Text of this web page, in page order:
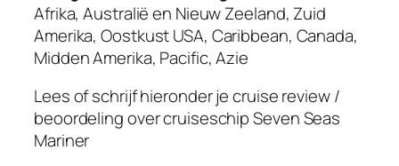
Afrika, Australië en Nieuw Zeeland, Zuid
Amerika, Oostkust USA, Caribbean, Canada,
Midden Amerika, Pacific, Azie
Lees of schrijf hieronder je cruise review /
beoordeling over cruiseschipSeven Seas
Mariner